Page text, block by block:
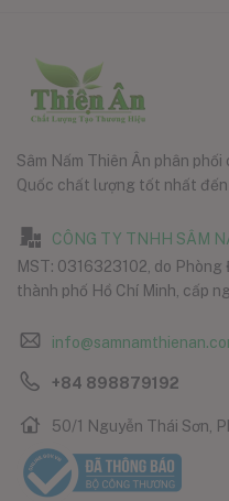
Sâm Nấm Thiên Ân phân
Quốc chất lượng tốt nhất
CÔNG TY TNHH SÂM
MST: 0316323102, do
thành phố Hồ Chí Minh, cấp
+84 898879192
50/1 Nguyễn Thái Sơn,